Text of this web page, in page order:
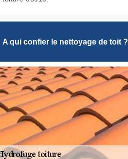
A qui confier le nettoyage de toit ?